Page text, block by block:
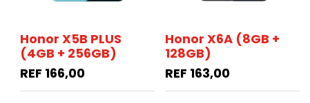
Honor X5B PLUS
(4GB + 256GB)
REF 166,00
Honor X6A (8GB +
128GB)
REF 163,00